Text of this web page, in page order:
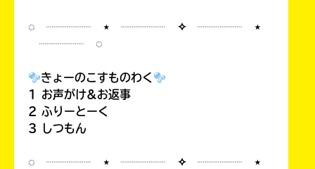
◌ ┈┈┈┈ ⋆ ┈┈┈┈ ✧ ┈┈┈┈ ⋆
┈┈┈┈ ◌
きょーのこすものわく
1 お声がけ&お返事
2 ふりーとーく
3 しつもん
◌ ┈┈┈┈ ⋆ ┈┈┈┈ ✧ ┈┈┈┈ ⋆